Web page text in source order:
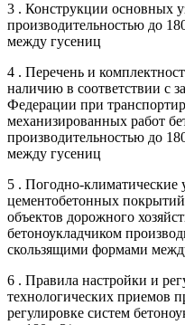
3 . Конструкции основных
производительностью до
между гусениц
4 . Перечень и
наличию в соответствии с
Федерации при
механизированных работ
производительностью до
между гусениц
5 . Погодно-климатические
цементобетонных
объектов дорожного
бетоноукладчиком
скользящими формами
6 . Правила настройки и
технологических приемов
регулировке систем